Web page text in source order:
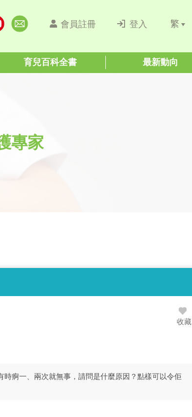
會員註冊 登入 繁
育兒百科全書 最新動向
專家
收藏
痾一、兩次就無事，請問是什麼原因？點樣可以令佢